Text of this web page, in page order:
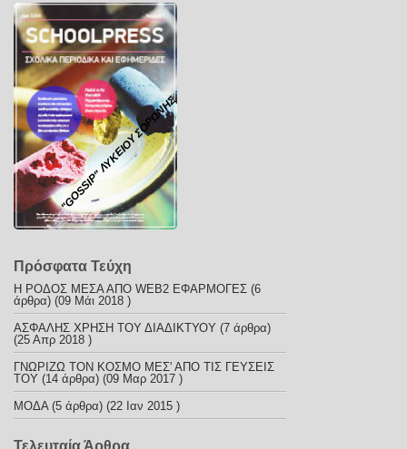
"GOSSIP" ΛΥΚΕΙΟΥ ΣΟΡΩΝΗΣ
Πρόσφατα Τεύχη
Η ΡΟΔΟΣ ΜΕΣΑ ΑΠΟ WEB2 ΕΦΑΡΜΟΓΕΣ (6
άρθρα) (09 Μάι 2018 )
ΑΣΦΑΛΗΣ ΧΡΗΣΗ ΤΟΥ ΔΙΑΔΙΚΤΥΟΥ (7 άρθρα)
(25 Απρ 2018 )
ΓΝΩΡΙΖΩ ΤΟΝ ΚΟΣΜΟ ΜΕΣ' ΑΠΟ ΤΙΣ ΓΕΥΣΕΙΣ
ΤΟΥ (14 άρθρα) (09 Μαρ 2017 )
ΜΟΔΑ(5 άρθρα) (22 Ιαν 2015 )
Τελευταία Άρθρα